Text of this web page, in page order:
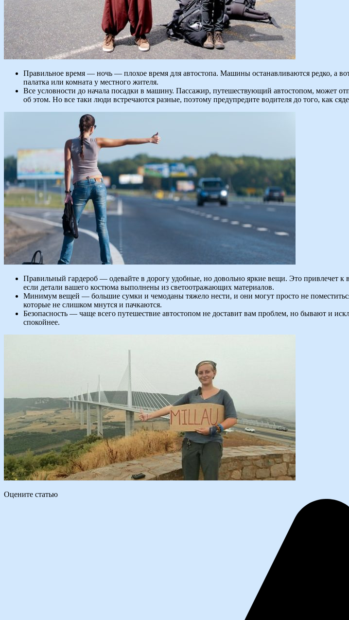
Правильное время — ночь — плохое время для автостопа. Машины останавливаются редко, а
палатка или комната у местного жителя.
Все условности до начала посадки в машину. Пассажир, путешествующий автостопом, может
об этом. Но все таки люди встречаются разные, поэтому предупредите водителя до того, как
Правильный гардероб — одевайте в дорогу удобные, но довольно яркие вещи. Это привлечет к
если детали вашего костюма выполнены из светоотражающих материалов.
Минимум вещей — большие сумки и чемоданы тяжело нести, и они могут просто не
которые не слишком мнутся и пачкаются.
Безопасность — чаще всего путешествие автостопом не доставит вам проблем, но бывают и
спокойнее.
Оцените статью